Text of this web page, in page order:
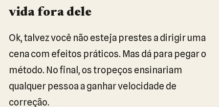
vida fora dele
Ok, talvez você não esteja prestes a dirigir uma
cena com efeitos práticos. Mas dá para pegar o
método. No final, os tropeços ensinariam
qualquer pessoa a ganhar velocidade de
correção.